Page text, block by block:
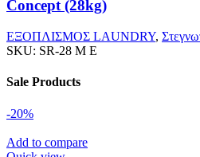
Concept (28kg)
ΕΞΟΠΛΙΣΜΟΣ LAUNDRY,
SKU: SR-28 M E
Sale Products
-20%
Add to compare